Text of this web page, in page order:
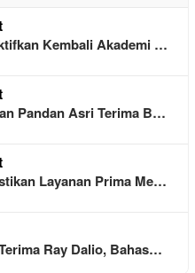
Kembali Akademi …
Pandan Asri Terima B…
Layanan Prima Me…
Ray Dalio, Bahas…